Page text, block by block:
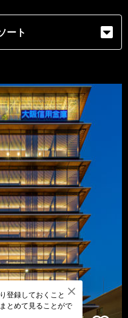
ート
登録しておくこと
とめて見ることがで